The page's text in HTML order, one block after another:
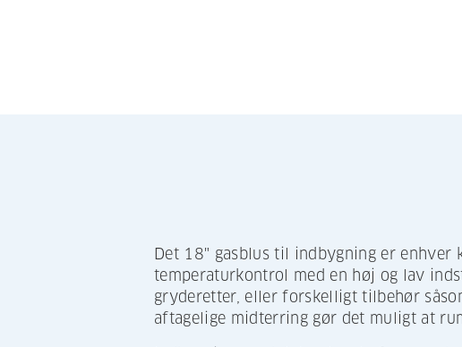
Det 18" gasblus til indbygning er
temperaturkontrol med en høj og lav
gryderetter, eller forskelligt tilbehør
aftagelige midterring gør det muligt at